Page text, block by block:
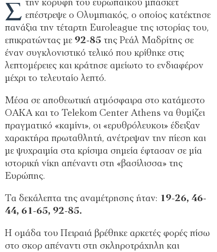
Σ την κορυφή του ευρωπαϊκού μπάσκετ
επέστρεψε ο Ολυμπιακός, ο οποίος κατέκτησε
πανάξια την τέταρτη Euroleague της ιστορίας του,
επικρατώντας με 92-85 της Ρεάλ Μαδρίτης σε
έναν συγκλονιστικό τελικό που κρίθηκε στις
λεπτομέρειες και κράτησε αμείωτο το ενδιαφέρον
μέχρι το τελευταίο λεπτό.
Μέσα σε αποθεωτική ατμόσφαιρα στο κατάμεστο
ΟΑΚΑ και το Telekom Center Athens να θυμίζει
πραγματικό «καμίνι», οι «ερυθρόλευκοι» έδειξαν
χαρακτήρα πρωταθλητή, ανέτρεψαν την πίεση και
με ψυχραιμία στα κρίσιμα σημεία έφτασαν σε μία
ιστορική νίκη απέναντι στη «βασίλισσα» της
Ευρώπης.
Τα δεκάλεπτα της αναμέτρησης ήταν: 19-26, 46-
44, 61-65, 92-85.
Η ομάδα του Πειραιά βρέθηκε αρκετές φορές πίσω
στο σκορ απέναντι στη σκληροτράχηλη και